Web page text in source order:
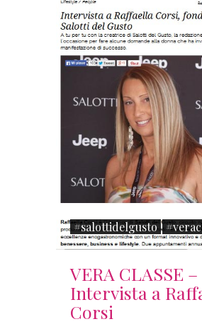
#salottidelgusto
VERA CLASSE –
Intervista a
Corsi